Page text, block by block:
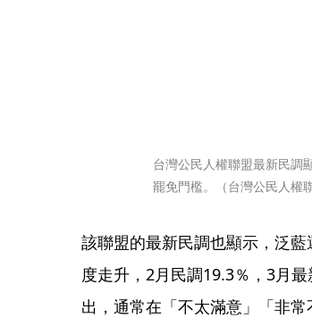
台灣公民人權聯盟最新民調
罷免門檻。（台灣公民人權
該聯盟的最新民調也顯示，泛
度走升，2月民調19.3％，3月
出，通常在「不太滿意」「非